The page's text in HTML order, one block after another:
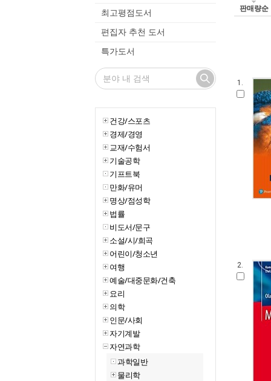
최고평점도서
편집자 추천 도서
특가도서
건강/스포츠
경제/경영
교재/수험서
기술공학
기프트북
만화/유머
명상/점성학
법률
비도서/문구
소설/시/희곡
어린이/청소년
여행
예술/대중문화/건축
요리
의학
인문/사회
자기계발
자연과학
과학일반
물리학
판매량순
1.
2.